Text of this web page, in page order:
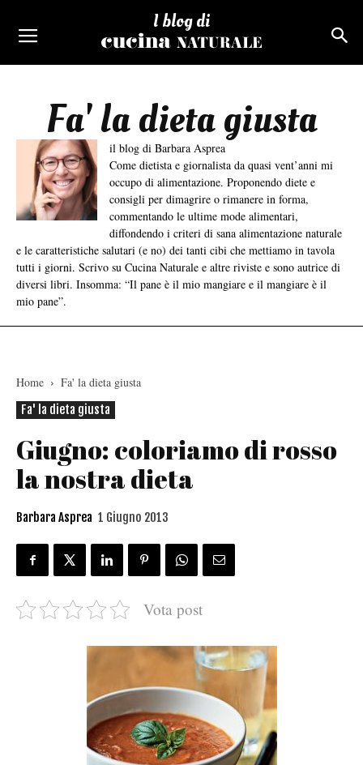
I blog di
Fa' la dieta giusta
il blog di Barbara Asprea
Come dietista e giornalista da quasi vent’anni mi
occupo di alimentazione. Proponendo diete e
consigli per dimagrire o rimanere in forma,
commentando le ultime mode alimentari,
diffondendo i criteri di sana alimentazione naturale
e le caratteristiche salutari (e no) dei tanti cibi che mettiamo in tavola
tutti i giorni. Scrivo su Cucina Naturale e altre riviste e sono autrice di
diversi libri. Insomma: “Il pane è il mio mangiare e il mangiare è il
mio pane”.
Home
Fa' la dieta giusta
Fa' la dieta giusta
Giugno: coloriamo di rosso
la nostra dieta
Barbara Asprea 1 Giugno 2013
Vota post